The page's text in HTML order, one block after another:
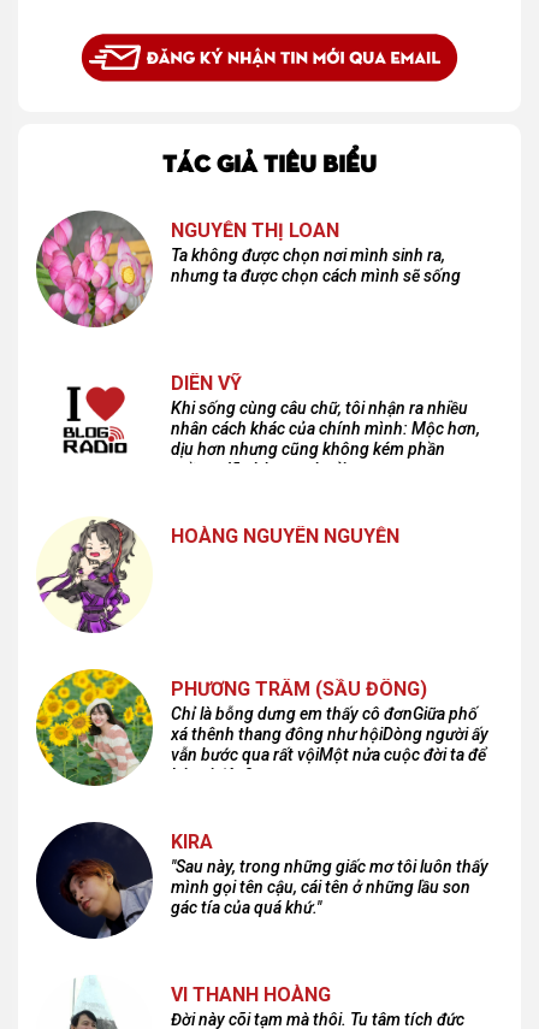
TÁC GIẢ TIÊU BIỂU
NGUYỄN THỊ LOAN
Ta không được chọn nơi mình sinh ra,
nhưng ta được chọn cách mình sẽ sống
DIÊN VỸ
Khi sống cùng câu chữ, tôi nhận ra nhiều
nhân cách khác của chính mình: Mộc hơn,
dịu hơn nhưng cũng không kém phần
cuồng dã và hoang hoải...
HOÀNG NGUYÊN NGUYỄN
PHƯƠNG TRÂM (SẦU ĐÔNG)
Chỉ là bỗng dưng em thấy cô đơnGiữa phố
xá thênh thang đông như hộiDòng người ấy
vẫn bước qua rất vộiMột nửa cuộc đời ta để
lại nơi đâu?
KIRA
"Sau này, trong những giấc mơ tôi luôn thấy
mình gọi tên cậu, cái tên ở những lầu son
gác tía của quá khứ."
VI THANH HOÀNG
Đời này cõi tạm mà thôi. Tu tâm tích đức